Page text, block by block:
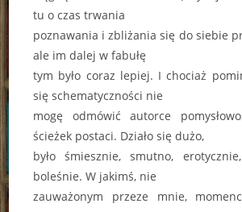
tu o czas trwania
poznawania i zbliżania się do siebie
ale im dalej w fabułę
tym było coraz lepiej. I chociaż
się schematyczności nie
mogę odmówić autorce
ścieżek postaci. Działo się dużo,
było śmiesznie, smutno,
boleśnie. W jakimś, nie
zauważonym przeze mnie,